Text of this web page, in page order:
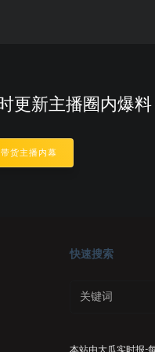
更新主播圈内爆料
带货主播内幕
快速搜索
本站由大瓜实时报-